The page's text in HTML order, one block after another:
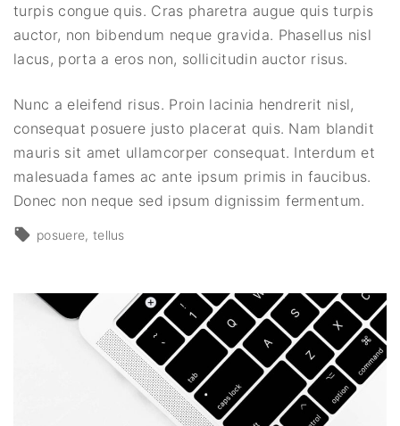
turpis congue quis. Cras pharetra augue quis turpis
auctor, non bibendum neque gravida. Phasellus nisl
lacus, porta a eros non, sollicitudin auctor risus.
Nunc a eleifend risus. Proin lacinia hendrerit nisl,
consequat posuere justo placerat quis. Nam blandit
mauris sit amet ullamcorper consequat. Interdum et
malesuada fames ac ante ipsum primis in faucibus.
Donec non neque sed ipsum dignissim fermentum.
posuere tellus